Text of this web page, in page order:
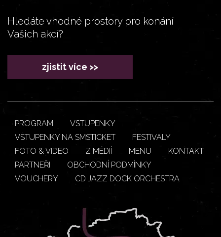
Hledáte vhodné prostory pro konání
Vašich akcí?
zjistit více >>
PROGRAM
VSTUPENKY
VSTUPENKY NA SMSTICKET
FESTIVALY
FOTO & VIDEO
Z MÉDIÍ MENU
KONTAKT
PARTNEŘI
OBCHODNÍ PODMÍNKY
VOUCHERY
CD JAZZ DOCK ORCHESTRA